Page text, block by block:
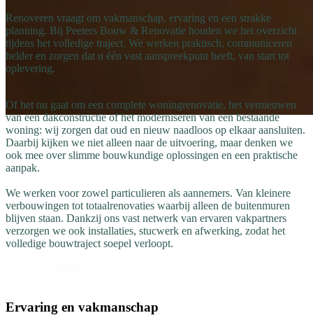
Renoveren vraagt om vakmanschap, ervaring en een strakke
planning. Bij Peeters Bouw & Renovatie houden we het overzicht
tijdens het volledige traject. We werken praktisch, communiceren
helder en zorgen dat u één vast aanspreekpunt heeft, van start tot
oplevering.
Of het nu gaat om een complete woningrenovatie, het vernieuwen
van een dakconstructie of het moderniseren van een bestaande
woning: wij zorgen dat oud en nieuw naadloos op elkaar aansluiten.
Daarbij kijken we niet alleen naar de uitvoering, maar denken we
ook mee over slimme bouwkundige oplossingen en een praktische
aanpak.
We werken voor zowel particulieren als aannemers. Van kleinere
verbouwingen tot totaalrenovaties waarbij alleen de buitenmuren
blijven staan. Dankzij ons vast netwerk van ervaren vakpartners
verzorgen we ook installaties, stucwerk en afwerking, zodat het
volledige bouwtraject soepel verloopt.
Ervaring en vakmanschap